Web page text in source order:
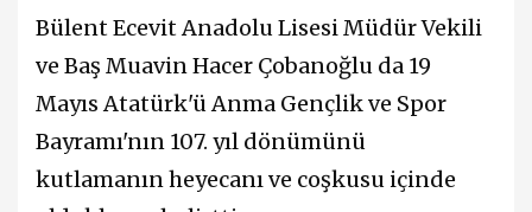
Bülent Ecevit Anadolu Lisesi Müdür Vekili
ve Baş Muavin Hacer Çobanoğlu da 19
Mayıs Atatürk'ü Anma Gençlik ve Spor
Bayramı'nın 107. yıl dönümünü
kutlamanın heyecanı ve coşkusu içinde